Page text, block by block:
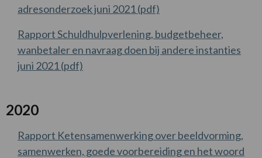
adresonderzoek juni 2021 (pdf)
Rapport Schuldhulpverlening, budgetbeheer,
wanbetaler en navraag doen bij andere instanties
juni 2021 (pdf)
2020
Rapport Ketensamenwerking over beeldvorming,
samenwerken, goede voorbereiding en het woord